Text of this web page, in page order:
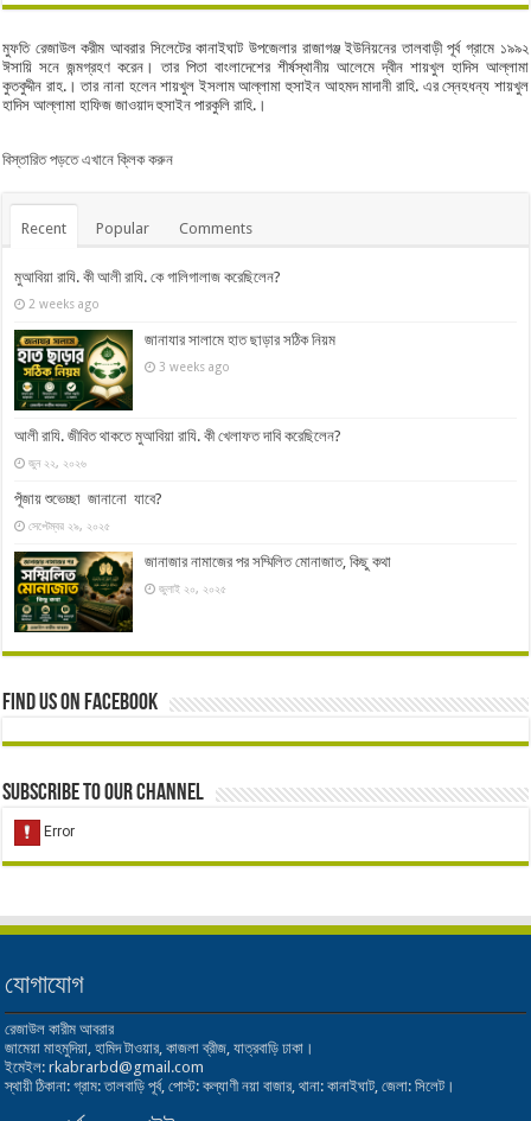
মুফতি রেজাউল করীম আবরার সিলেটের কানাইঘাট উপজেলার রাজাগঞ্জ ইউনিয়নের তালবাড়ী পূর্ব গ্রামে ১৯৯২
ঈসায়ি সনে জন্মগ্রহণ করেন। তার পিতা বাংলাদেশের শীর্ষস্থানীয় আলেমে দ্বীন শায়খুল হাদিস আল্লামা
কুতবুদ্দীন রাহ.। তার নানা হলেন শায়খুল ইসলাম আল্লামা হুসাইন আহমদ মাদানী রাহি. এর স্নেহধন্য শায়খুল
হাদিস আল্লামা হাফিজ জাওয়াদ হুসাইন পারকুলি রাহি.।
বিস্তারিত পড়তে এখানে ক্লিক করুন
Recent Popular Comments
মুআবিয়া রাযি. কী আলী রাযি. কে গালিগালাজ করেছিলেন?
2 weeks ago
জানাযার সালামে হাত ছাড়ার সঠিক নিয়ম
3 weeks ago
আলী রাযি. জীবিত থাকতে মুআবিয়া রাযি. কী খেলাফত দাবি করেছিলেন?
জুন ২২, ২০২৬
পূঁজায় শুভেচ্ছা জানানো যাবে?
সেপ্টেম্বর ২৯, ২০২৫
জানাজার নামাজের পর সম্মিলিত মোনাজাত, কিছু কথা
জুলাই ২০, ২০২৫
Find us on Facebook
Subscribe to our Channel
যোগাযোগ
রেজাউল কারীম আবরার
জামেয়া মাহমুদিয়া, হামিদ টাওয়ার, কাজলা ব্রীজ, যাত্রবাড়ি ঢাকা।
ইমেইল: rkabrarbd@gmail.com
স্থায়ী ঠিকানা: গ্রাম: তালবাড়ি পূর্ব, পোস্ট: কল্যাণী নয়া বাজার, থানা: কানাইঘাট, জেলা: সিলেট।